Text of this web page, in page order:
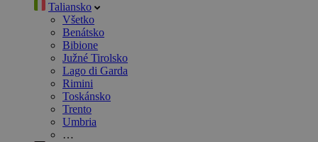
Taliansko
Všetko
Benátsko
Bibione
Južné Tirolsko
Lago di Garda
Rimini
Toskánsko
Trento
Umbria
…